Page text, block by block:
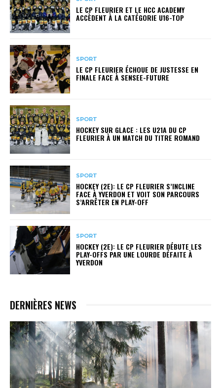
LE CP FLEURIER ET LE HCC ACADEMY
ACCÈDENT À LA CATÉGORIE U16-TOP
SPORT
LE CP FLEURIER ÉCHOUE DE JUSTESSE EN
FINALE FACE À SENSEE-FUTURE
SPORT
HOCKEY SUR GLACE : LES U21A DU CP
FLEURIER À UN MATCH DU TITRE ROMAND
SPORT
HOCKEY (2E): LE CP FLEURIER S’INCLINE
FACE À YVERDON ET VOIT SON PARCOURS
S’ARRÊTER EN PLAY-OFF
SPORT
HOCKEY (2E): LE CP FLEURIER DÉBUTE LES
PLAY-OFFS PAR UNE LOURDE DÉFAITE À
YVERDON
DERNIÈRES NEWS